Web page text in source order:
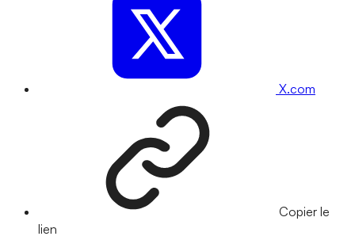
X.com
Copier le
lien